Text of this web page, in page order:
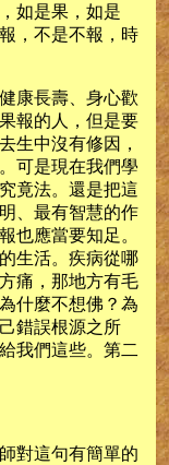
如是果，如是
，不是不報，時
康長壽、身心歡
報的人，但是要
生中沒有修因，
可是現在我們學
竟法。還是把這
、最有智慧的作
也應當要知足。
生活。疾病從哪
痛，那地方有毛
什麼不想佛？為
錯誤根源之所
我們這些。第二
對這句有簡單的